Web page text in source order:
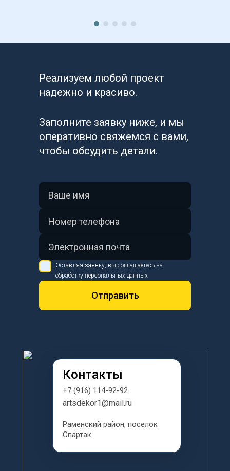
Контакты
+7 (916) 114-92-92
Оставляя заявку, вы соглашаетесь на
обработку персональных данных
Отправить
Заполните заявку ниже, и мы
оперативно свяжемся с вами,
чтобы обсудить детали.
Реализуем любой проект
надежно и красиво.
Раменский район, поселок
Спартак
artsdekor1@mail.ru